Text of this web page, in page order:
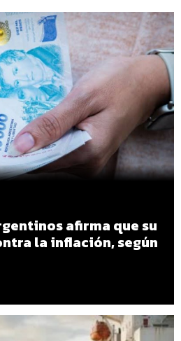
afirma que su
la inflación, según